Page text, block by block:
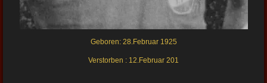
Geboren: 28.Februar 1925
Verstorben : 12.Februar 201